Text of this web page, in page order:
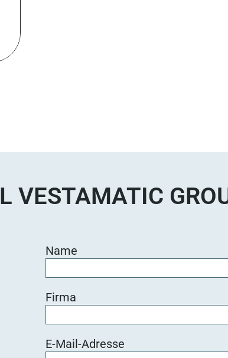
VESTAMATIC
Name
Firma
E-Mail-Adresse